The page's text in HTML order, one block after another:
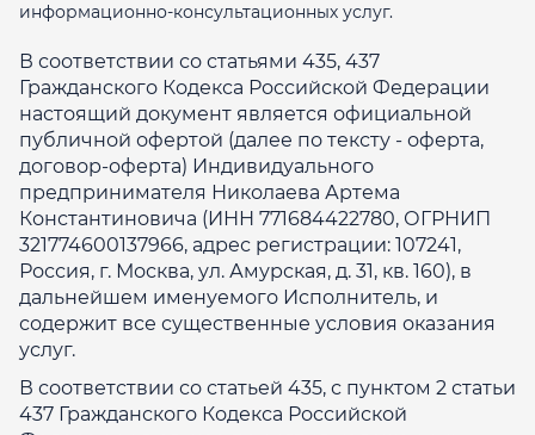
информационно-консультационных услуг.
В соответствии со статьями 435, 437
Гражданского Кодекса Российской Федерации
настоящий документ является официальной
публичной офертой (далее по тексту - оферта,
договор-оферта) Индивидуального
предпринимателя Николаева Артема
Константиновича (ИНН 771684422780, ОГРНИП
321774600137966, адрес регистрации: 107241,
Россия, г. Москва, ул. Амурская, д. 31, кв. 160), в
дальнейшем именуемого Исполнитель, и
содержит все существенные условия оказания
услуг.
В соответствии со статьей 435, с пунктом 2 статьи
437 Гражданского Кодекса Российской